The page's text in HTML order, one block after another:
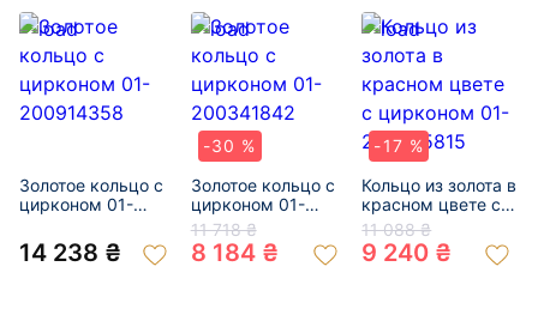
Золотое кольцо с
цирконом 01-
14 238 ₴
-30 %
Золотое кольцо с
цирконом 01-
200341842
11 718 ₴
8 184 ₴
-17 %
Кольцо из золота в
красном цвете с
цирконом 01-
200435815
11 088 ₴
9 240 ₴